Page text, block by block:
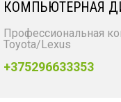
КОМПЬЮТЕРНАЯ
Профессиональная
Toyota/Lexus
+375296633353